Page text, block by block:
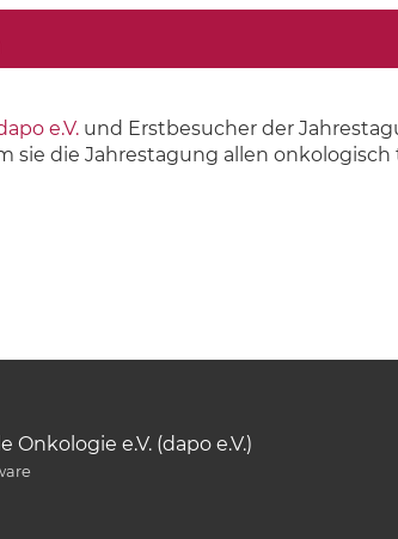
e.V. und Erstbesucher der
sie die Jahrestagung allen
e.V. (dapo e.V.)